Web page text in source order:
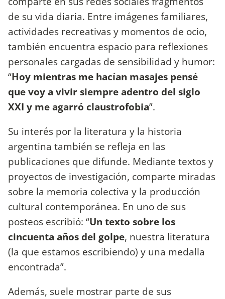
de su vida diaria. Entre imágenes familiares,
actividades recreativas y momentos de ocio,
también encuentra espacio para reflexiones
personales cargadas de sensibilidad y humor:
“Hoy mientras me hacían masajes pensé
que voy a vivir siempre adentro del siglo
XXI y me agarró claustrofobia”.
Su interés por la literatura y la historia
argentina también se refleja en las
publicaciones que difunde. Mediante textos y
proyectos de investigación, comparte miradas
sobre la memoria colectiva y la producción
cultural contemporánea. En uno de sus
posteos escribió: “Un texto sobre los
cincuenta años del golpe, nuestra literatura
(la que estamos escribiendo) y una medalla
encontrada”.
Además, suele mostrar parte de sus